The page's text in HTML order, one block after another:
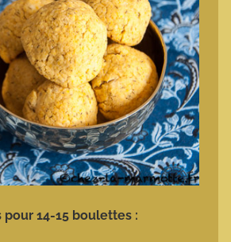
pour 14-15 boulettes :